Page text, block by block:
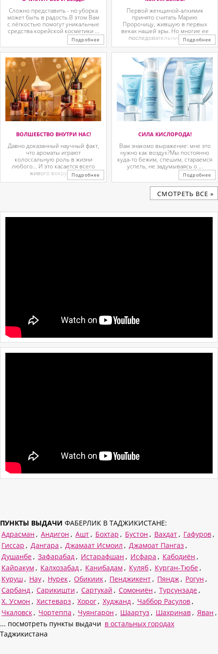
Сложно представить - но уборка
может быть в радость.В этом Вам
с лёгкостью помогут уникальные
средства корейской косметики ...
Подробнее
Первой женщиной-алхимик
принято считать Марию
Пророчицу, жившую в первых
веках нашей эры. Но многие ее
последовательницы так ...
Подробнее
ВОЛШЕБСТВО ВНУТРИ НАС!
Давно доказанный научный факт,
что ароматы играют
колоссальную роль в жизни
любого… И это касается всего
живого вокруг. ...Подробнее
СИЛА КИСЛОРОДА!
Вам знакомо выражение: мне это
нужно как воздух?Мы постоянно
куда-то бежим, спешим, стараемся
успеть, не задумываясь о ...
Подробнее
CМОТРЕТЬ ВСЕ »
ПУНКТЫ ВЫДАЧИ ФАБЕРЛИК В ТАДЖИКИСТАНЕ:
Адрасман , Андигон , Ашт , Бохтар , Бустон , Вахдат , Гафуров ,
Гиссар , Дангара , Джамаат Исмоил , Джамоат Пангаз ,
Душанбе , Зафарабад , Истарафшан , Исфара , Кабодиён ,
Кайракум , Калхозабад , Канибадам , Куляб , Курган-Тюбе ,
Куруш , Нау , Нурек , Обикиик , Пенджикент , Пяндж , Рогун ,
Сарбанд , Сарикишти , Сартукай , Сомониён , Турсунзаде ,
Х. Усмон , Хистеварз , Хорог , Худжанд , Чаббор Расулов ,
Чкаловск , Чортеппа , Чуянгарон , Шаартуз , Шахринав , Яван ,
... посмотреть пункты выдачи в остальных городах
Таджикистана